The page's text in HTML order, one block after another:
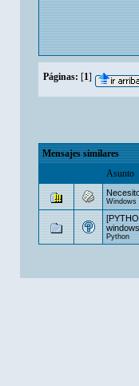
Páginas: [1]
Mensajes similares
Asunto
Windows
Python